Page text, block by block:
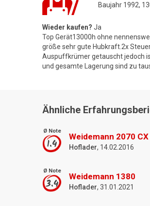
Baujahr 1992,
Wieder kaufen? Ja
Top Gerät13000h ohne
größe sehr gute Hubkraft.2x
Auspuffkrümer getauscht jedoch
und gesamte Lagerung sind zu
Ähnliche
Ø Note
1.4
Weidemann 2070 CX
Hoflader, 14.02.2016
Ø Note
3.4
Weidemann 1380
Hoflader, 31.01.2021